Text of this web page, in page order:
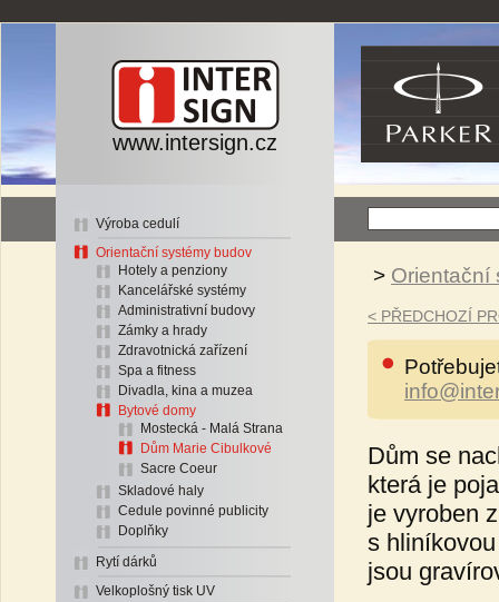
www.intersign.cz
Výroba cedulí
Orientační systémy budov
Hotely a penziony
Kancelářské systémy
Administrativní budovy
Zámky a hrady
Zdravotnická zařízení
Spa a fitness
Divadla, kina a muzea
Bytové domy
Mostecká - Malá Strana
Dům Marie Cibulkové
Sacre Coeur
Skladové haly
Cedule povinné publicity
Doplňky
Rytí dárků
Velkoplošný tisk UV
> Orientační
< PŘEDCHOZÍ
Dům se
která je
je vyroben
s
jsou